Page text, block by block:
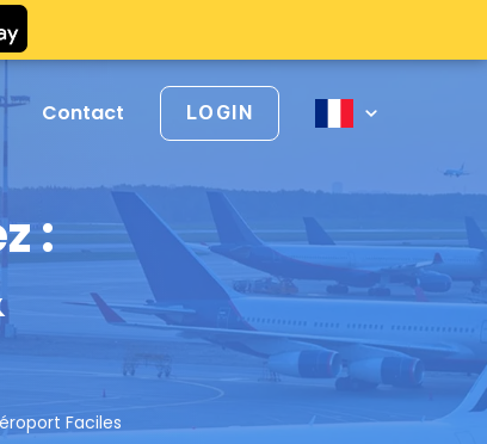
Contact LOGIN
:
Faciles